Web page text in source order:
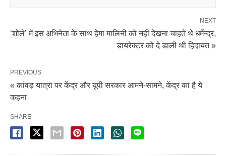
NEXT
‘शोले’ में इस अभिनेता के साथ हेमा मालिनी को नहीं देखना चाहते थे धर्मेन्द्र,
डायरेक्टर को दे डाली थी हिदायत »
PREVIOUS
« कांवड़ यात्रा पर केंद्र और यूपी सरकार आमने-सामने, केंद्र का है ये
कहना
SHARE